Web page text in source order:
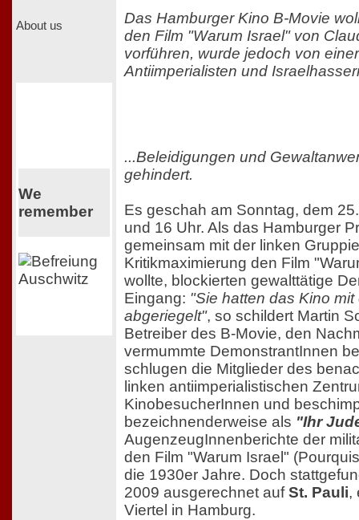
About us
We
remember
Das Hamburger Kino B-Movie
den Film "Warum Israel" von
vorführen, wurde jedoch von
Antiimperialisten und
...Beleidigungen und
gehindert.
Es geschah am Sonntag, dem
und 16 Uhr. Als das Hamburger
gemeinsam mit der linken
Kritikmaximierung den Film
wollte, blockierten gewalttätige
Eingang: "Sie hatten das Kino
abgeriegelt", so schildert Martin
Betreiber des B-Movie, den
vermummte DemonstrantInnen
schlugen die Mitglieder des
linken antiimperialistischen
KinobesucherInnen und
bezeichnenderweise als "Ihr
AugenzeugInnenberichte der
den Film "Warum Israel"
die 1930er Jahre. Doch
2009 ausgerechnet aufSt. Pauli,
Viertel in Hamburg.